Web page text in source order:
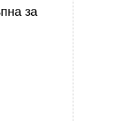
за